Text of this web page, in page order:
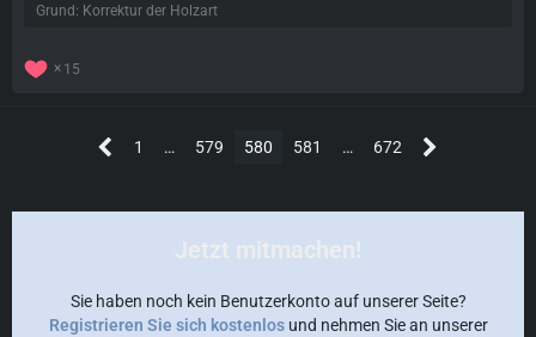
Grund: Korrektur der Holzart
15
1 … 579 580 581 … 672
Jetzt mitmachen!
Sie haben noch kein Benutzerkonto auf unserer Seite?
Registrieren Sie sich kostenlosund nehmen Sie an unserer